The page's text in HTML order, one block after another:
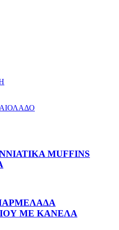
MUFFINS
ΜΕ ΚΑΝΕΛΑ